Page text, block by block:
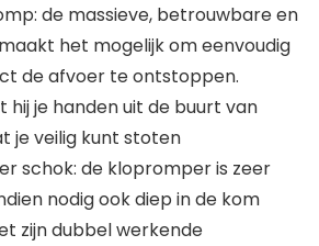
de massieve, betrouwbare en
het mogelijk om eenvoudig
de afvoer te ontstoppen.
hij je handen uit de buurt van
je veilig kunt stoten
schok: de klopromper is zeer
nodig ook diep in de kom
zijn dubbel werkende